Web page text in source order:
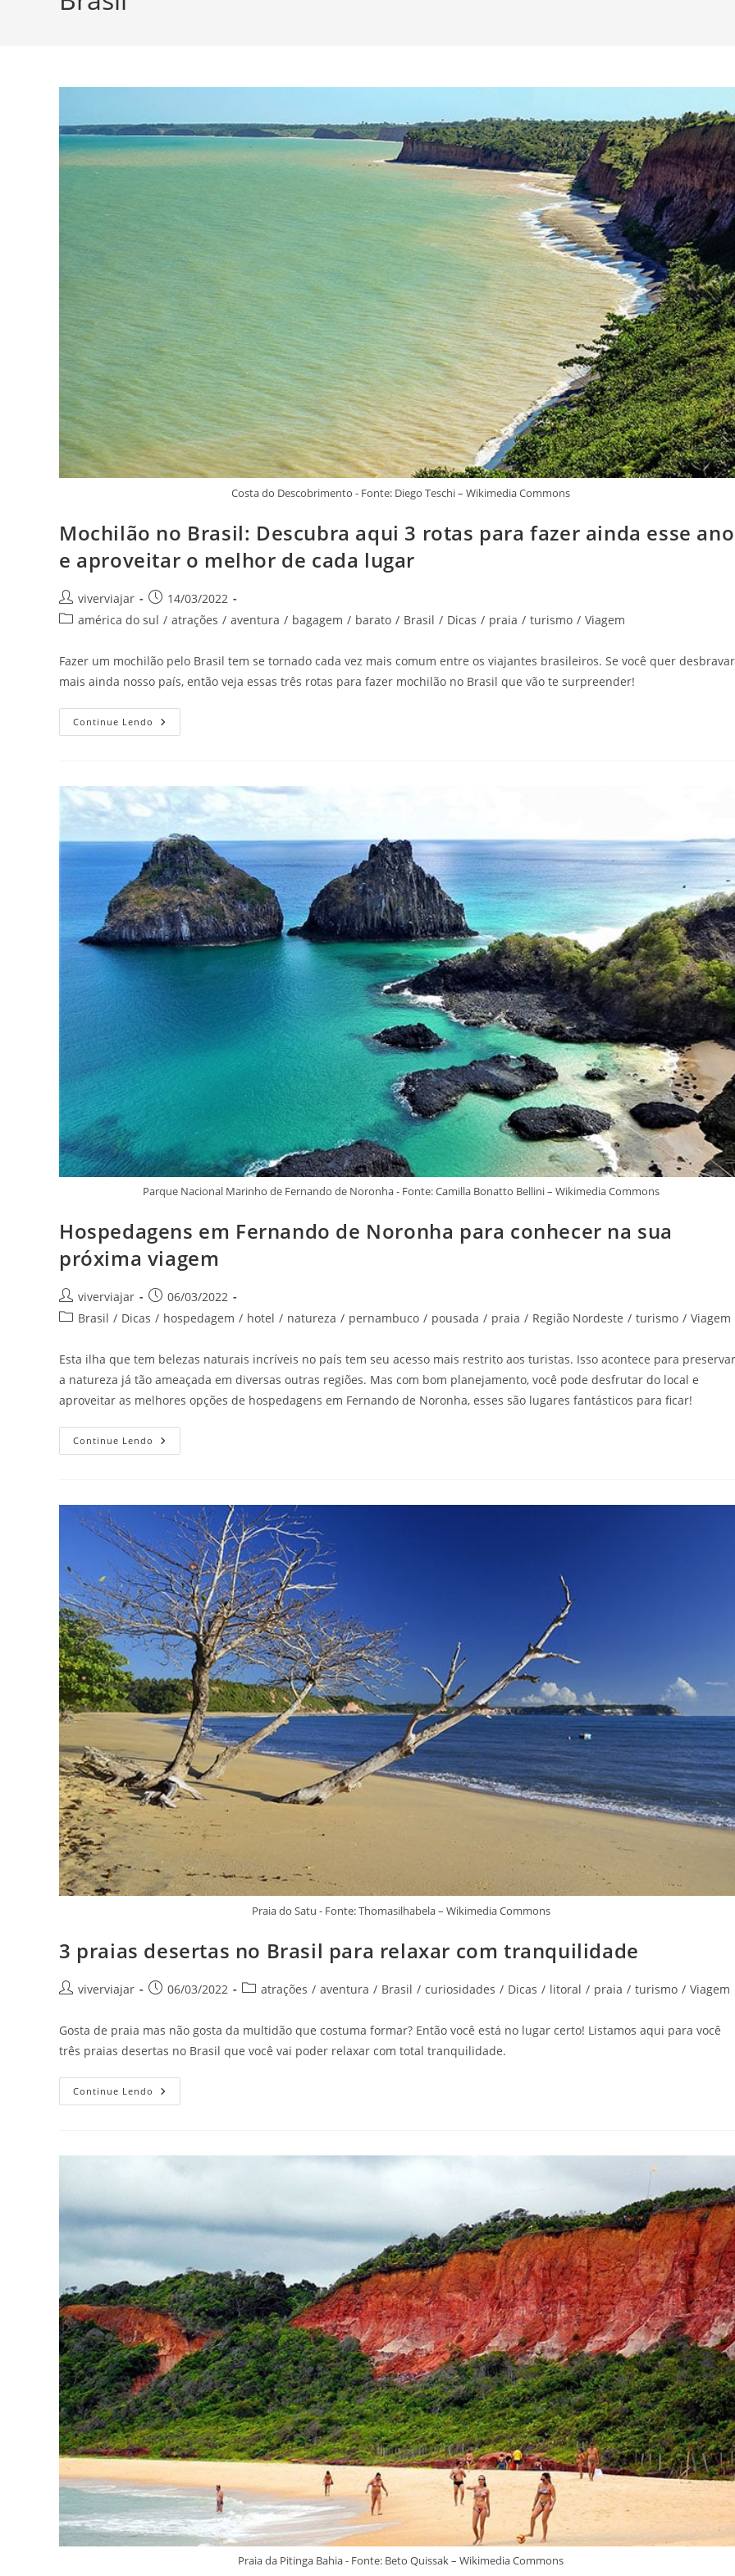
Costa do Descobrimento - Fonte: Diego Teschi – Wikimedia Commons
Mochilão no Brasil: Descubra aqui 3 rotas para fazer ainda esse ano
e aproveitar o melhor de cada lugar
Autor
do
viverviajar
Post
publicado:
14/03/2022
Categoria
américa do sul / atrações / aventura / bagagem / barato / Brasil / Dicas / praia / turismo / Viagem
Fazer um mochilão pelo Brasil tem se tornado cada vez mais comum entre os viajantes brasileiros. Se você quer desbravar
mais ainda nosso país, então veja essas três rotas para fazer mochilão no Brasil que vão te surpreender!
Continue Lendo Mochilão
No
Rotas
Para
Fazer
Ainda
Esse
Ano
E
Aproveitar
O
Melhor
De
Cada
Lugar
Parque Nacional Marinho de Fernando de Noronha - Fonte: Camilla Bonatto Bellini – Wikimedia Commons
Hospedagens em Fernando de Noronha para conhecer na sua
próxima viagem
Autor
do
viverviajar
Post
publicado:
06/03/2022
Categoria
post:
Brasil / Dicas / hospedagem / hotel / natureza / pernambuco / pousada / praia / Região Nordeste / turismo / Viagem
Esta ilha que tem belezas naturais incríveis no país tem seu acesso mais restrito aos turistas. Isso acontece para preservar
a natureza já tão ameaçada em diversas outras regiões. Mas com bom planejamento, você pode desfrutar do local e
aproveitar as melhores opções de hospedagens em Fernando de Noronha, esses são lugares fantásticos para ficar!
Continue Lendo Hospedagens
Em
Conhecer
Na
Sua
Próxima
Viagem
Praia do Satu - Fonte: Thomasilhabela – Wikimedia Commons
3 praias desertas no Brasil para relaxar com tranquilidade
Autorviverviajar
Post06/03/2022
Categoria
post:
atrações / aventura / Brasil / curiosidades / Dicas / litoral / praia / turismo / Viagem
Gosta de praia mas não gosta da multidão que costuma formar? Então você está no lugar certo! Listamos aqui para você
três praias desertas no Brasil que você vai poder relaxar com total tranquilidade.
Continue Lendo
Praias
Relaxar
Praia da Pitinga Bahia - Fonte: Beto Quissak – Wikimedia Commons